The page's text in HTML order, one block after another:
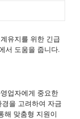
유지를 위한 긴급
서 도움을 줍니다.
업자에게 중요한
을 고려하여 자금
해 맞춤형 지원이